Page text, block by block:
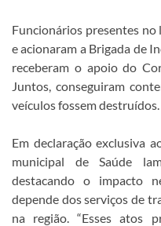
Funcionários presentes
e acionaram a Brigada de
receberam o apoio do
Juntos, conseguiram
veículos fossem destruídos.
Em declaração exclusiva
municipal de Saúde
destacando o impacto
depende dos serviços de
na região. “Esses atos